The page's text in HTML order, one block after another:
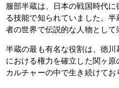
服部半蔵は、日本の戦国時代
る技能で知られていました。
者の世界で伝説的な人物として
半蔵の最も有名な役割は、徳
における権力を確立した関ヶ
カルチャーの中で生き続けて